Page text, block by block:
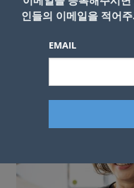
인들의 이메일을 적어
EMAIL